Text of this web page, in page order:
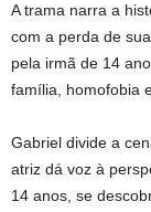
A trama narra a
com a perda de
pela irmã de 14
família, homofobia
Gabriel divide a
atriz dá voz à
14 anos, se